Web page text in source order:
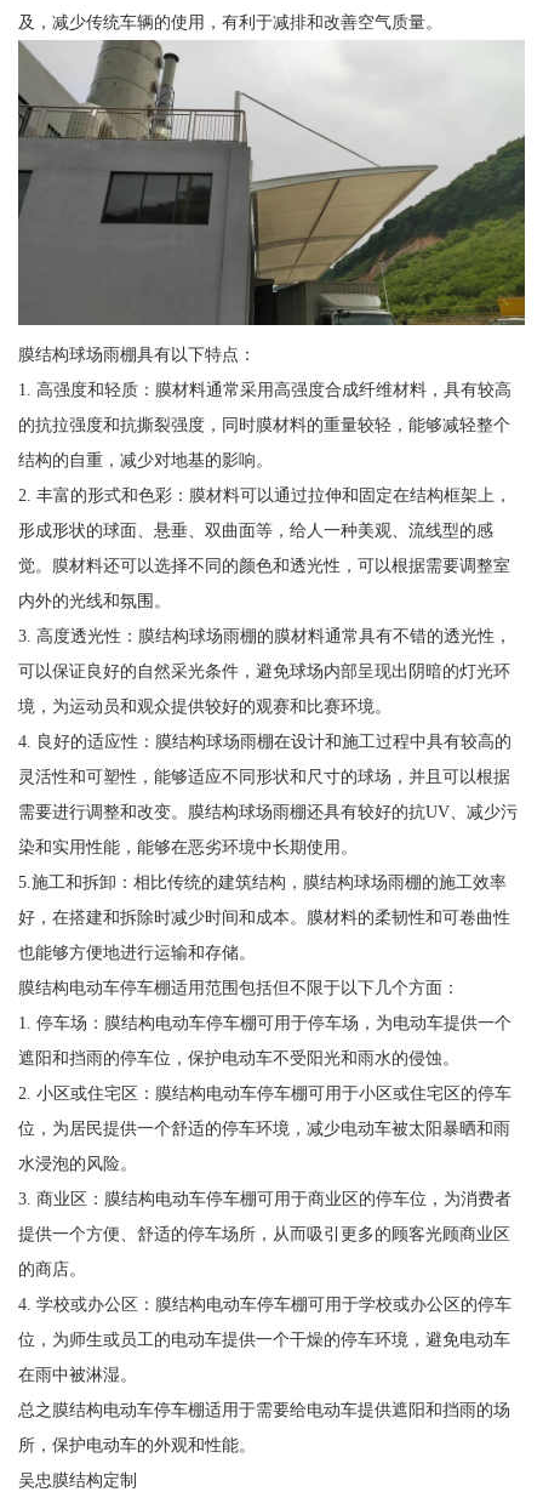
及，减少传统车辆的使用，有利于减排和改善空气质量。
膜结构球场雨棚具有以下特点：
1. 高强度和轻质：膜材料通常采用高强度合成纤维材料，具有较高
的抗拉强度和抗撕裂强度，同时膜材料的重量较轻，能够减轻整个
结构的自重，减少对地基的影响。
2. 丰富的形式和色彩：膜材料可以通过拉伸和固定在结构框架上，
形成形状的球面、悬垂、双曲面等，给人一种美观、流线型的感
觉。膜材料还可以选择不同的颜色和透光性，可以根据需要调整室
内外的光线和氛围。
3. 高度透光性：膜结构球场雨棚的膜材料通常具有不错的透光性，
可以保证良好的自然采光条件，避免球场内部呈现出阴暗的灯光环
境，为运动员和观众提供较好的观赛和比赛环境。
4. 良好的适应性：膜结构球场雨棚在设计和施工过程中具有较高的
灵活性和可塑性，能够适应不同形状和尺寸的球场，并且可以根据
需要进行调整和改变。膜结构球场雨棚还具有较好的抗UV、减少污
染和实用性能，能够在恶劣环境中长期使用。
5.施工和拆卸：相比传统的建筑结构，膜结构球场雨棚的施工效率
好，在搭建和拆除时减少时间和成本。膜材料的柔韧性和可卷曲性
也能够方便地进行运输和存储。
膜结构电动车停车棚适用范围包括但不限于以下几个方面：
1. 停车场：膜结构电动车停车棚可用于停车场，为电动车提供一个
遮阳和挡雨的停车位，保护电动车不受阳光和雨水的侵蚀。
2. 小区或住宅区：膜结构电动车停车棚可用于小区或住宅区的停车
位，为居民提供一个舒适的停车环境，减少电动车被太阳暴晒和雨
水浸泡的风险。
3. 商业区：膜结构电动车停车棚可用于商业区的停车位，为消费者
提供一个方便、舒适的停车场所，从而吸引更多的顾客光顾商业区
的商店。
4. 学校或办公区：膜结构电动车停车棚可用于学校或办公区的停车
位，为师生或员工的电动车提供一个干燥的停车环境，避免电动车
在雨中被淋湿。
总之膜结构电动车停车棚适用于需要给电动车提供遮阳和挡雨的场
所，保护电动车的外观和性能。
吴忠膜结构定制